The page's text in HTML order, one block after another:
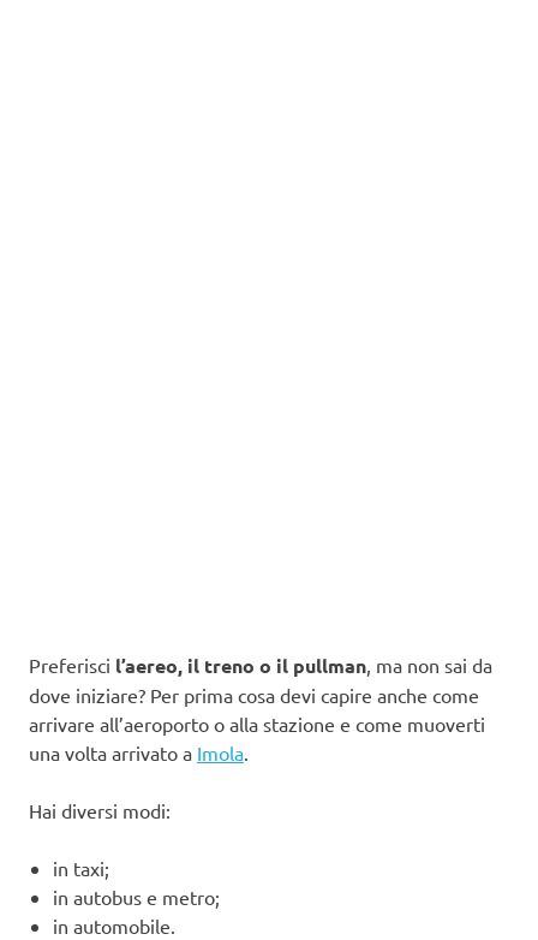
Preferisci l’aereo, il treno o il pullman, ma non sai da
dove iniziare? Per prima cosa devi capire anche come
arrivare all’aeroporto o alla stazione e come muoverti
una volta arrivato a Imola.
Hai diversi modi:
in taxi;
in autobus e metro;
in automobile.